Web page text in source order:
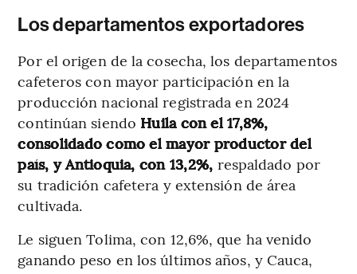
Los departamentos exportadores
Por el origen de la cosecha, los departamentos
cafeteros con mayor participación en la
producción nacional registrada en 2024
continúan siendo Huila con el 17,8%,
consolidado como el mayor productor del
país, y Antioquia, con 13,2%, respaldado por
su tradición cafetera y extensión de área
cultivada.
Le siguen Tolima, con 12,6%, que ha venido
ganando peso en los últimos años, y Cauca,